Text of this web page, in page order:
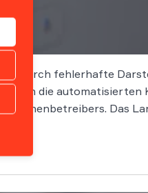
durch fehlerhafte
durch die automatisierten
Das